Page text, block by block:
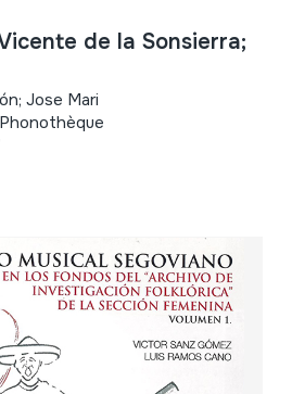
de la Sonsierra;
Jose Mari
Phonothèque